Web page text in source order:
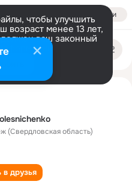
Войти
чтобы улучшить
возраст менее 13 лет,
ваш законный
(Свердловская область)
в друзья